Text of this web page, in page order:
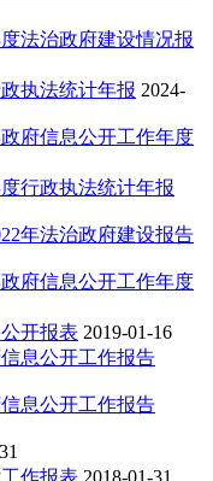
法治政府建设情况报
执法统计年报 2024-
府信息公开工作年度
行政执法统计年报
年法治政府建设报告
府信息公开工作年度
开报表 2019-01-16
息公开工作报告
息公开工作报告
作报表 2018-01-31